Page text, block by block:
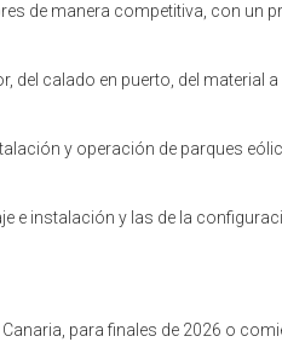
de manera competitiva, con un
del calado en puerto, del material a
y operación de parques
e instalación y las de la
para finales de 2026 o